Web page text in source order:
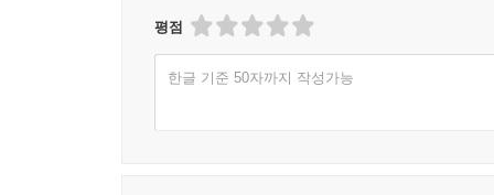
평점
한글 기준 50자까지 작성가능